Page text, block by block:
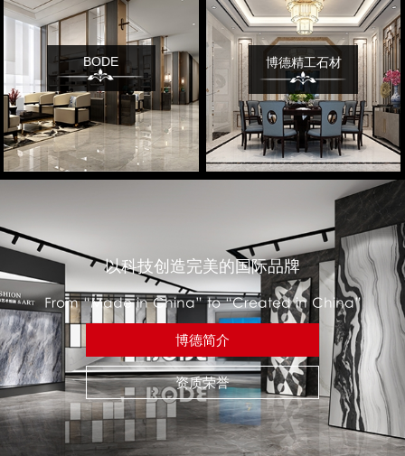
BODE 博德精工石材
以科技创造完美的国际品牌
From “Made in China” to “Created in China”
博德简介
资质荣誉